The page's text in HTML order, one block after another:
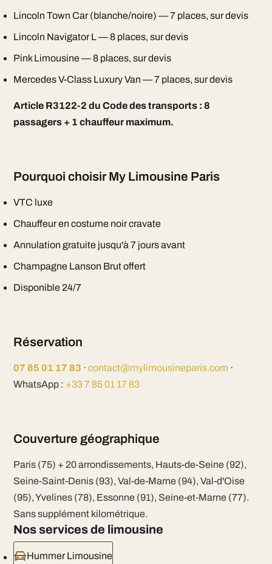
Lincoln Town Car (blanche/noire) — 7 places, sur devis
Lincoln Navigator L — 8 places, sur devis
Pink Limousine — 8 places, sur devis
Mercedes V-Class Luxury Van — 7 places, sur devis
Article R3122-2 du Code des transports : 8
passagers + 1 chauffeur maximum.
Pourquoi choisir My Limousine Paris
VTC luxe
Chauffeur en costume noir cravate
Annulation gratuite jusqu'à 7 jours avant
Champagne Lanson Brut offert
Disponible 24/7
Réservation
07 85 01 17 83 · contact@mylimousineparis.com ·
WhatsApp : +33 7 85 01 17 83
Couverture géographique
Paris (75) + 20 arrondissements, Hauts-de-Seine (92),
Seine-Saint-Denis (93), Val-de-Marne (94), Val-d'Oise
(95), Yvelines (78), Essonne (91), Seine-et-Marne (77).
Sans supplément kilométrique.
Nos services de limousine
Hummer Limousine